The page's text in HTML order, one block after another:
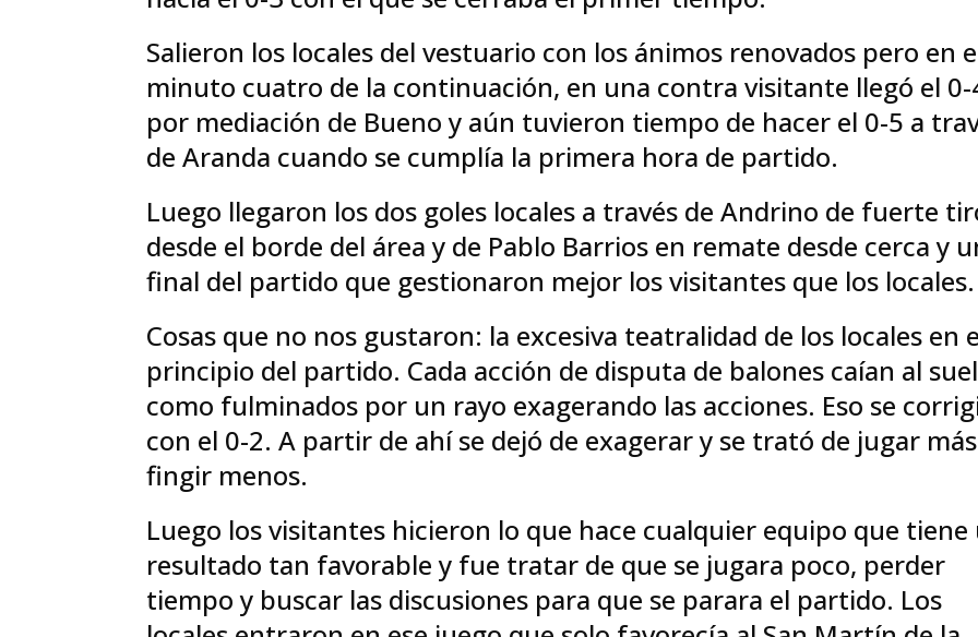
Salieron los locales del vestuario con los ánimos renovados pero en
minuto cuatro de la continuación, en una contra visitante llegó el
por mediación de Bueno y aún tuvieron tiempo de hacer el 0-5 a
de Aranda cuando se cumplía la primera hora de partido.
Luego llegaron los dos goles locales a través de Andrino de fuerte
desde el borde del área y de Pablo Barrios en remate desde cerca y
final del partido que gestionaron mejor los visitantes que los locales.
Cosas que no nos gustaron: la excesiva teatralidad de los locales en
principio del partido. Cada acción de disputa de balones caían al
como fulminados por un rayo exagerando las acciones. Eso se
con el 0-2. A partir de ahí se dejó de exagerar y se trató de jugar
fingir menos.
Luego los visitantes hicieron lo que hace cualquier equipo que tiene
resultado tan favorable y fue tratar de que se jugara poco, perder
tiempo y buscar las discusiones para que se parara el partido. Los